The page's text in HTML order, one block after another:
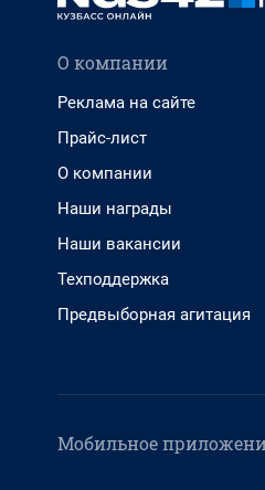
О компании
Реклама на сайте
Прайс-лист
О компании
Наши награды
Наши вакансии
Техподдержка
Предвыборная агитация
Мобильное